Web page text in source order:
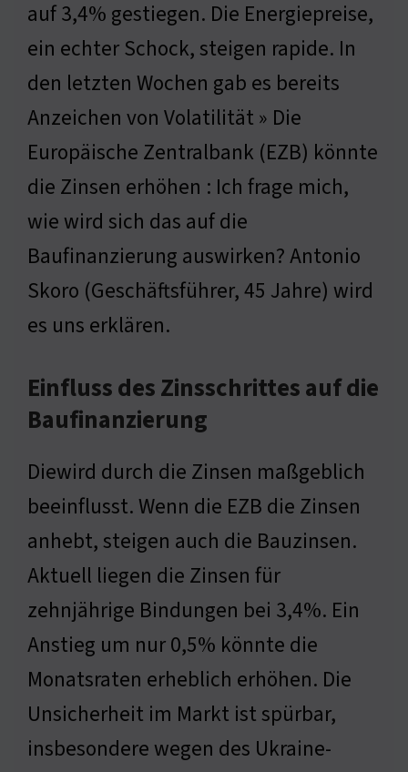
auf 3,4% gestiegen. Die Energiepreise,
ein echter Schock, steigen rapide. In
den letzten Wochen gab es bereits
Anzeichen von Volatilität » Die
Europäische Zentralbank (EZB) könnte
die Zinsen erhöhen : Ich frage mich,
wie wird sich das auf die
Baufinanzierung auswirken? Antonio
Skoro (Geschäftsführer, 45 Jahre) wird
es uns erklären.
Einfluss des Zinsschrittes auf die
Baufinanzierung
Diewird durch die Zinsen maßgeblich
beeinflusst. Wenn die EZB die Zinsen
anhebt, steigen auch die Bauzinsen.
Aktuell liegen die Zinsen für
zehnjährige Bindungen bei 3,4%. Ein
Anstieg um nur 0,5% könnte die
Monatsraten erheblich erhöhen. Die
Unsicherheit im Markt ist spürbar,
insbesondere wegen des Ukraine-